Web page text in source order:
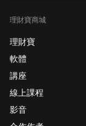
理財寶商城
理財寶
軟體
講座
線上課程
影音